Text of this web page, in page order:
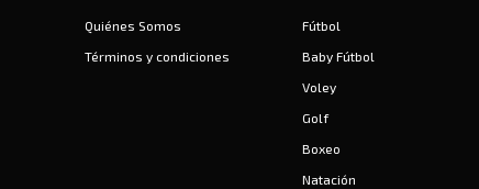
Quiénes Somos
Términos y condiciones
Fútbol
Baby Fútbol
Voley
Golf
Boxeo
Natación